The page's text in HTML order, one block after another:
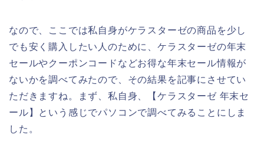
なので、ここでは私自身がケラスターゼの商品を少し
でも安く購入したい人のために、ケラスターゼの年末
セールやクーポンコードなどお得な年末セール情報が
ないかを調べてみたので、その結果を記事にさせてい
ただきますね。まず、私自身、【ケラスターゼ 年末セ
ール】という感じでパソコンで調べてみることにしま
した。